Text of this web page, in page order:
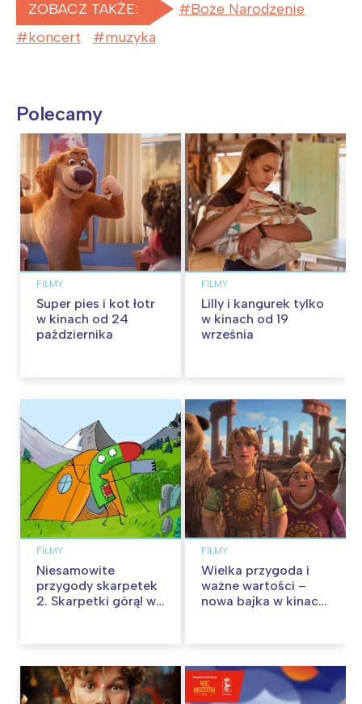
ZOBACZ TAKŻE:
Boże Narodzenie
koncert
muzyka
Polecamy
FILMY
Super pies i kot łotr
w kinach od 24
października
FILMY
Lilly i kangurek tylko
w kinach od 19
września
FILMY
Niesamowite
przygody skarpetek
2. Skarpetki górą! w
FILMY
Wielka przygoda i
ważne wartości –
nowa bajka w kinach